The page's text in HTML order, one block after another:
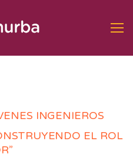
INGENIEROS
EL ROL